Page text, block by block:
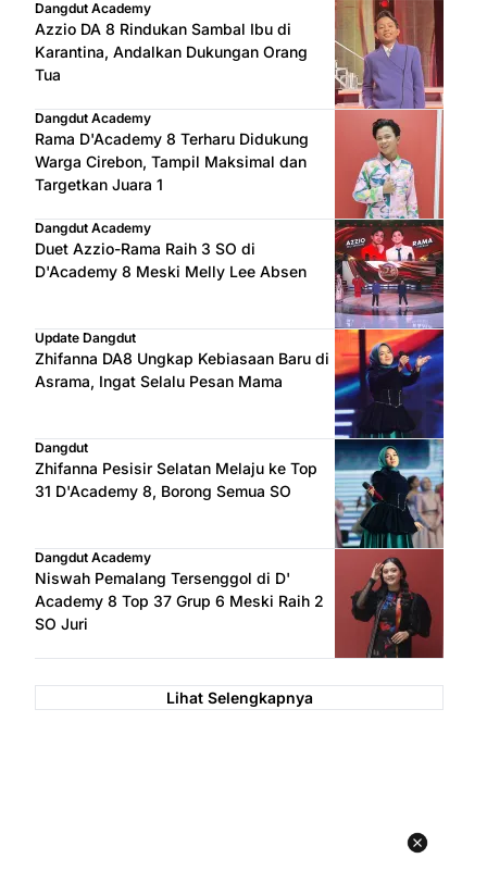
Dangdut Academy
Azzio DA 8 Rindukan Sambal Ibu di
Karantina, Andalkan Dukungan Orang
Tua
Dangdut Academy
Rama D'Academy 8 Terharu Didukung
Warga Cirebon, Tampil Maksimal dan
Targetkan Juara 1
Dangdut Academy
Duet Azzio-Rama Raih 3 SO di
D'Academy 8 Meski Melly Lee Absen
Update Dangdut
Zhifanna DA8 Ungkap Kebiasaan Baru di
Asrama, Ingat Selalu Pesan Mama
Dangdut
Zhifanna Pesisir Selatan Melaju ke Top
31 D'Academy 8, Borong Semua SO
Dangdut Academy
Niswah Pemalang Tersenggol di D'
Academy 8 Top 37 Grup 6 Meski Raih 2
SO Juri
Lihat Selengkapnya